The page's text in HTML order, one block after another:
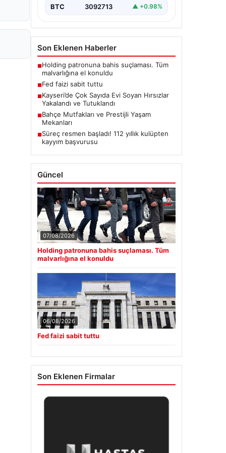
BTC 3092713 ▲ +0.98%
Son Eklenen Haberler
■Holding patronuna bahis suçlaması. Tüm
malvarlığına el konuldu
■Fed faizi sabit tuttu
■Kayseri’de Çok Sayıda Evi Soyan Hırsızlar
Yakalandı ve Tutuklandı
■Bahçe Mutfakları ve Prestijli Yaşam
Mekanları
■Süreç resmen başladı! 112 yıllık kulüpten
kayyım başvurusu
Güncel
07/08/2026
Holding patronuna bahis suçlaması. Tüm
malvarlığına el konuldu
06/08/2026
Fed faizi sabit tuttu
Son Eklenen Firmalar